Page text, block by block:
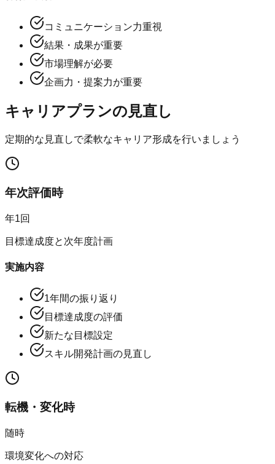
コミュニケーション力重視
結果・成果が重要
市場理解が必要
企画力・提案力が重要
キャリアプランの見直し
定期的な見直しで柔軟なキャリア形成を行いましょう
年次評価時
年1回
目標達成度と次年度計画
実施内容
1年間の振り返り
目標達成度の評価
新たな目標設定
スキル開発計画の見直し
転機・変化時
随時
環境変化への対応